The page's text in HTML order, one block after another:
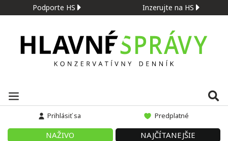
Podporte HS Inzerujte na HS
Prihlásiť sa Predplatné
NAŽIVO
NAJČÍTANEJŠIE